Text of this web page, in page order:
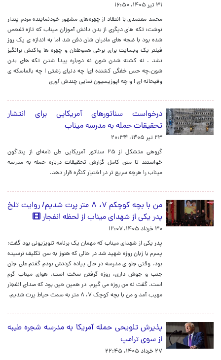
۳۱ تیر ۱۴۰۵، ۱۶:۵۰
محمد معتمدی با انتقاد از چهره‌های مشهور خودنماینده مردم پندار
نوشت: تکه های دیگری از بدن دانش آموزان میناب که تازه تفحص
شده بود با ضجه های مادران شان دفن شد اما به اندازه ی یک روز
فیلتر یک وبسایت برای برخی هموطنان و چهره ها واکنش برانگیز
نشد . نه کشته شدن شون نه دوباره پیدا شدن تکه های بدن
شون.چه حس خفگی کشنده ای! چه دنیای زشتی ! چه بالماسکه ی
وقیحانه ای ! و چه اپوزیسیون نمایی چندش آوری
درخواست سناتورهای آمریکایی برای انتشار
تحقیقات حمله به مدرسه میناب
۲۳ تیر ۱۴۰۵، ۲۰:۳۴
گروهی متشکل از ۲۵ سناتور آمریکایی طی نامه‌ای از پنتاگون
خواستند تا متن کامل گزارش تحقیقات درباره حمله به مدرسه
میناب را هرچه سریع‌ تر در اختیار کنگره قرار دهد.
من با بچه کوچکم ۷، ۸ متر پرت شدیم/ روایت تلخ
پدر یکی از شهدای میناب از لحظه انفجار
۳۰ خرداد ۱۴۰۵، ۱۲:۰۷
پدر یکی از شهدای میناب که مهمان یک برنامه تلویزیونی بود گفت:
پسرم با زبان روزه شهید شد در حالی که هنوز به سن تکلیف نرسیده
بود. وقتی جلو ی مدرسه در حال پیاده کردنش بودم گفتم علی جان
جنب و جوش داری، روزه گرفتن سخت است. هوای میناب گرم
است. گفت نه من روزه می گیرم. در همین حین بود که صدای انفجار
مهیب آمد و من با بچه کوچک ۷، ۸ متر به سمت حیاط پرت شدیم.
پذیرش تلویحی حمله آمریکا به مدرسه شجره طیبه
از سوی ترامپ
۲۷ خرداد ۱۴۰۵، ۲۲:۴۵